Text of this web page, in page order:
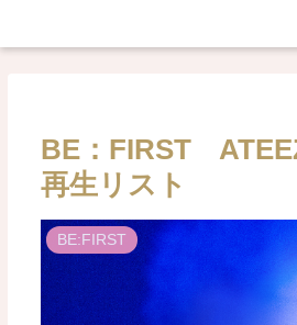
BE：FIRST
再生リスト
BE:FIRST